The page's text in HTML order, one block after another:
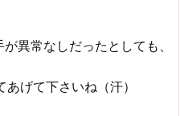
異常なしだったとしても、
げて下さいね（汗）